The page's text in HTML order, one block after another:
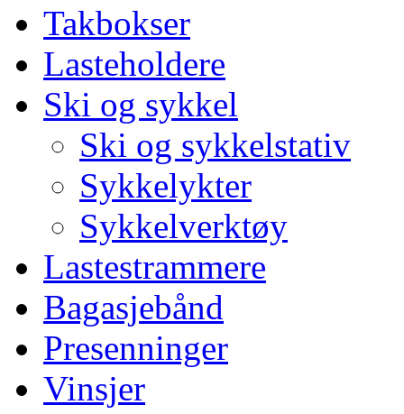
Takbokser
Lasteholdere
Ski og sykkel
Ski og sykkelstativ
Sykkelykter
Sykkelverktøy
Lastestrammere
Bagasjebånd
Presenninger
Vinsjer